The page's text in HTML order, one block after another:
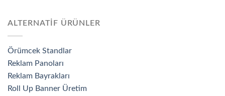
ALTERNATİF ÜRÜNLER
Örümcek Standlar
Reklam Panoları
Reklam Bayrakları
Roll Up Banner Üretim